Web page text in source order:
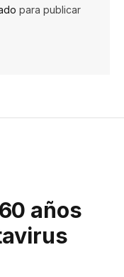
para publicar
años